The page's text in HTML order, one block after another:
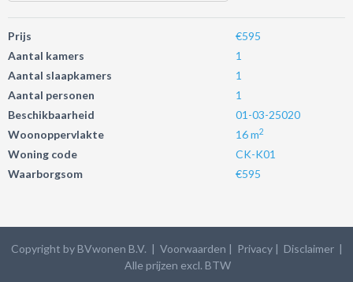
Prijs
€595
Aantal kamers
1
Aantal slaapkamers
1
Aantal personen
1
Beschikbaarheid
01-03-25020
Woonoppervlakte
16 m2
Woning code
CK-K01
Waarborgsom
€595
Copyright by BVwonen B.V. | Voorwaarden | Privacy| Disclaimer |
Alle prijzen excl. BTW